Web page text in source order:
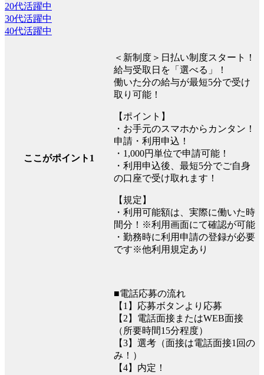
20代活躍中
30代活躍中
40代活躍中
ここがポイント1
＜新制度＞日払い制度スタート！
給与受取日を「選べる」！
働いた分の給与が最短5分で受け
取り可能！
【ポイント】
・お手元のスマホからカンタン！
申請・利用申込！
・1,000円単位で申請可能！
・利用申込後、最短5分でご自身
の口座で受け取れます！
【規定】
・利用可能額は、実際に働いた時
間分！※利用画面にて確認が可能
・勤務時に利用申請の登録が必要
です※他利用規定あり
■電話応募の流れ
【1】応募ボタンより応募
【2】電話面接またはWEB面接
（所要時間15分程度）
【3】選考（面接は電話面接1回の
み！）
【4】内定！